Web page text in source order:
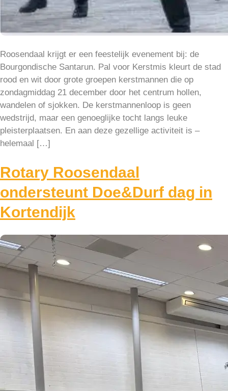
Roosendaal krijgt er een feestelijk evenement bij: de
Bourgondische Santarun. Pal voor Kerstmis kleurt de stad
rood en wit door grote groepen kerstmannen die op
zondagmiddag 21 december door het centrum hollen,
wandelen of sjokken. De kerstmannenloop is geen
wedstrijd, maar een genoeglijke tocht langs leuke
pleisterplaatsen. En aan deze gezellige activiteit is –
helemaal […]
Rotary Roosendaal
ondersteunt Doe&Durf dag in
Kortendijk